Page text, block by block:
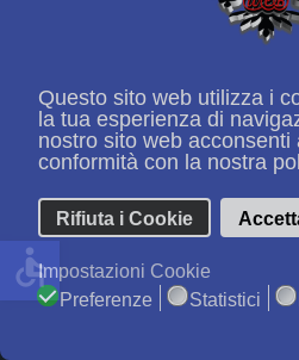
Questo sito web utilizza i
la tua esperienza di
nostro sito web acconsenti
conformità con la nostra
Rifiuta i Cookie
Impostazioni Cookie
Preferenze
Statistici
accessible